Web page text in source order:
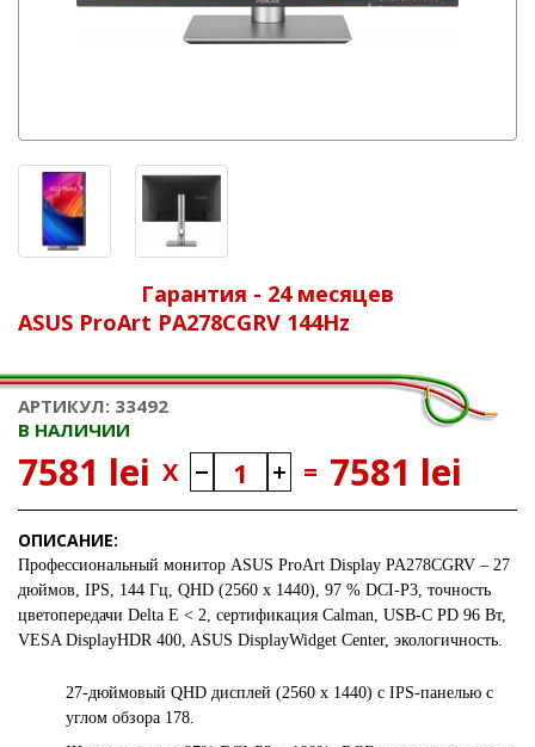
Гарантия - 24 месяцев
ASUS ProArt PA278CGRV 144Hz
АРТИКУЛ: 33492
В НАЛИЧИИ
7581 lei X = 7581 lei
ОПИСАНИЕ:
Профессиональный монитор ASUS ProArt Display PA278CGRV – 27
дюймов, IPS, 144 Гц, QHD (2560 x 1440), 97 % DCI-P3, точность
цветопередачи Delta E < 2, сертификация Calman, USB-C PD 96 Вт,
VESA DisplayHDR 400, ASUS DisplayWidget Center, экологичность.
27-дюймовый QHD дисплей (2560 x 1440) с IPS-панелью с
углом обзора 178.